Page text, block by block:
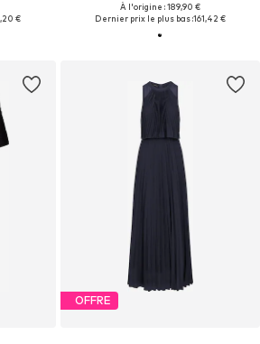
€
À l'origine : 189,90 €
Dernier prix le plus bas :161,42 €
OFFRE